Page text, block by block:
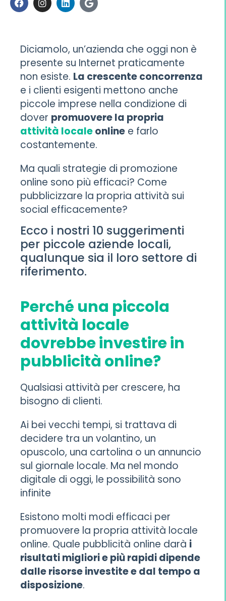
Diciamolo, un’azienda che oggi non è
presente su Internet praticamente
non esiste. La crescente concorrenza
e i clienti esigenti mettono anche
piccole imprese nella condizione di
dover promuovere la propria
attività localeonline e farlo
costantemente.
Ma quali strategie di promozione
online sono più efficaci? Come
pubblicizzare la propria attività sui
social efficacemente?
Ecco i nostri 10 suggerimenti
per piccole aziende locali,
qualunque sia il loro settore di
riferimento.
Perché una piccola
attività locale
dovrebbe investire in
pubblicità online?
Qualsiasi attività per crescere, ha
bisogno di clienti.
Ai bei vecchi tempi, si trattava di
decidere tra un volantino, un
opuscolo, una cartolina o un annuncio
sul giornale locale. Ma nel mondo
digitale di oggi, le possibilità sono
infinite
Esistono molti modi efficaci per
promuovere la propria attività locale
online. Quale pubblicità online darà i
risultati migliori e più rapidi dipende
dalle risorse investite e dal tempo a
disposizione.